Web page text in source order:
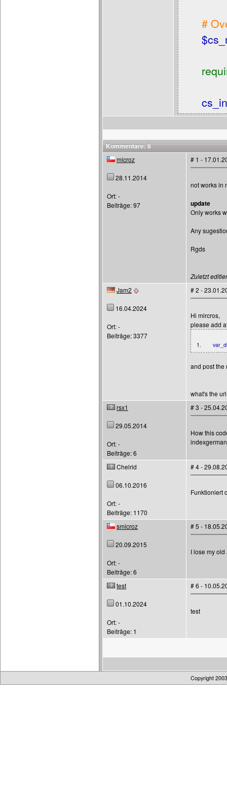
#
Kommentare: 6
microz
28.11.2014
Ort: -
Beiträge: 97
# 1 -
not works in
update
Only works
Any
Rgds
Zuletzt
Jam2
16.04.2024
Ort: -
Beiträge: 3377
# 2 -
Hi mircros,
please add
1.
and post the
what's the
rsx1
29.05.2014
Ort: -
Beiträge: 6
# 3 -
How this
Chelrid
06.10.2016
Ort: -
Beiträge: 1170
# 4 -
Funktioniert
smicroz
20.09.2015
Ort: -
Beiträge: 6
# 5 -
I lose my
test
01.10.2024
Ort: -
Beiträge: 1
# 6 -
test
Copyright